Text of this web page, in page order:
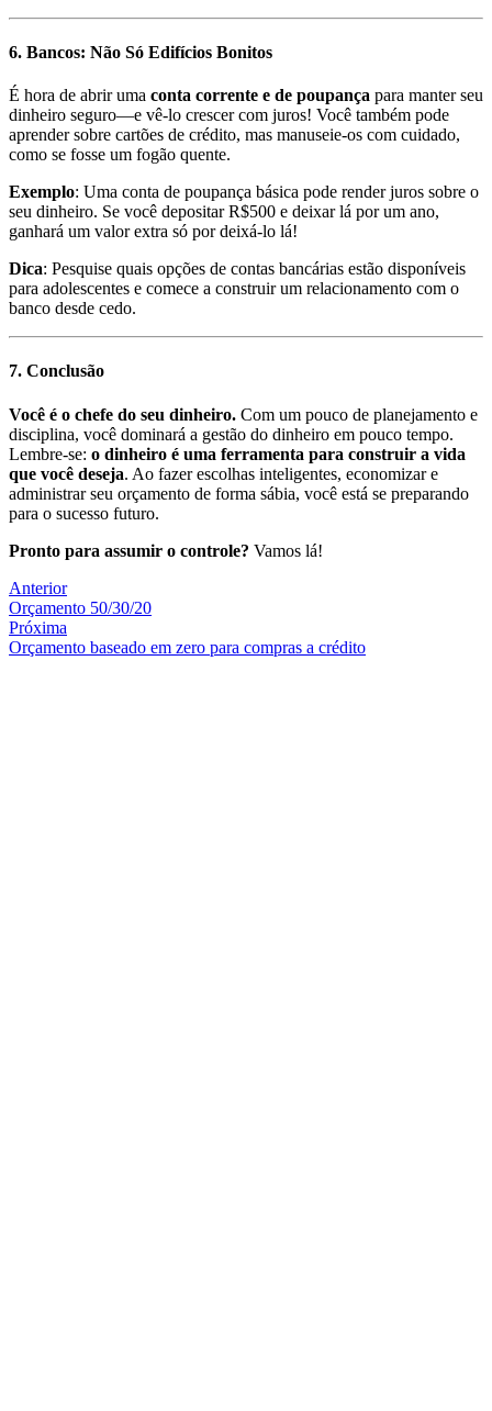
6. Bancos: Não Só Edifícios Bonitos
É hora de abrir uma conta corrente e de poupança para manter seu
dinheiro seguro—e vê-lo crescer com juros! Você também pode
aprender sobre cartões de crédito, mas manuseie-os com cuidado,
como se fosse um fogão quente.
Exemplo: Uma conta de poupança básica pode render juros sobre o
seu dinheiro. Se você depositar R$500 e deixar lá por um ano,
ganhará um valor extra só por deixá-lo lá!
Dica: Pesquise quais opções de contas bancárias estão disponíveis
para adolescentes e comece a construir um relacionamento com o
banco desde cedo.
7. Conclusão
Você é o chefe do seu dinheiro. Com um pouco de planejamento e
disciplina, você dominará a gestão do dinheiro em pouco tempo.
Lembre-se: o dinheiro é uma ferramenta para construir a vida
que você deseja. Ao fazer escolhas inteligentes, economizar e
administrar seu orçamento de forma sábia, você está se preparando
para o sucesso futuro.
Pronto para assumir o controle? Vamos lá!
Anterior
Orçamento 50/30/20
Próxima
Orçamento baseado em zero para compras a crédito